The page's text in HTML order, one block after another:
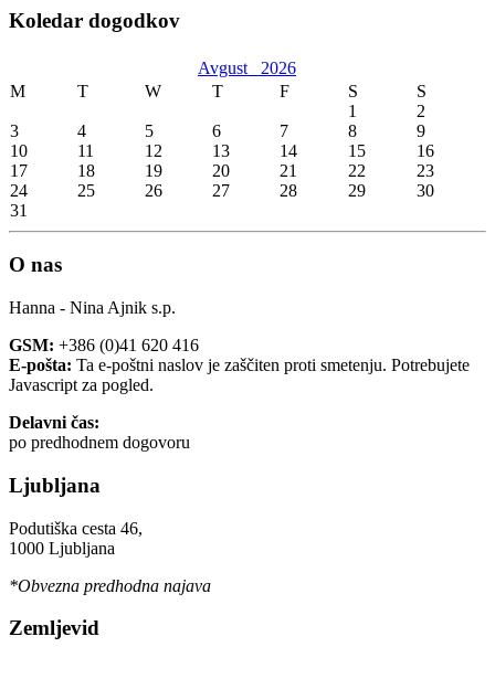
Koledar dogodkov
Avgust 2026
M
T W T F S
S
1
2
3
4 5 6 7 8
9
10
11 12 13 14 15
16
17
18 19 20 21 22
23
24
25 26 27 28 29
30
31
O nas
Hanna - Nina Ajnik s.p.
GSM: +386 (0)41 620 416
E-pošta: Ta e-poštni naslov je zaščiten proti smetenju. Potrebujete
Javascript za pogled.
Delavni čas:
po predhodnem dogovoru
Ljubljana
Podutiška cesta 46,
1000 Ljubljana
*Obvezna predhodna najava
Zemljevid